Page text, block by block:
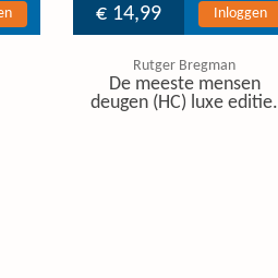
€ 14,99
Inloggen
Rutger Bregman
De meeste mensen
deugen (HC) luxe editie.